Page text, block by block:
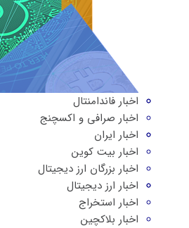
اخبار فاندامنتال
اخبار صرافی و اکسچنج
اخبار ایران
اخبار بیت کوین
اخبار بزرگان ارز دیجیتال
اخبار ارز دیجیتال
اخبار استخراج
اخبار بلاکچین